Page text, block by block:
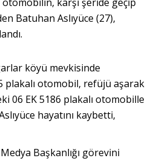
Batuhan Aslıyüce (27),
köyü mevkisinde
plakalı otomobil, refüjü aşarak
06 EK 5186 plakalı otomobille
hayatını kaybetti,
Başkanlığı görevini